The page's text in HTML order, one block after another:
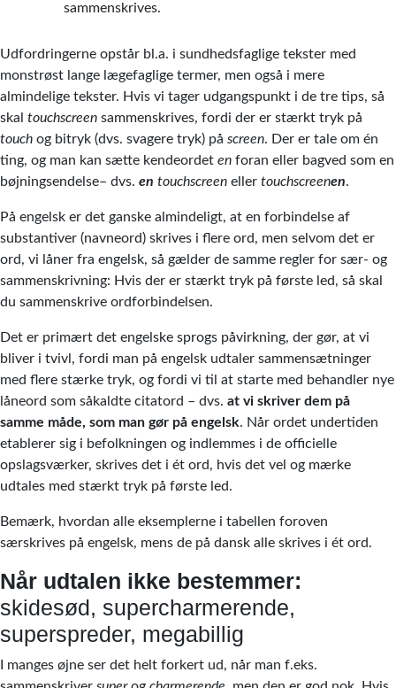
sammenskrives.
Udfordringerne opstår bl.a. i sundhedsfaglige tekster med
monstrøst lange lægefaglige termer, men også i mere
almindelige tekster. Hvis vi tager udgangspunkt i de tre tips, så
skal touchscreen sammenskrives, fordi der er stærkt tryk på
touch og bitryk (dvs. svagere tryk) på screen. Der er tale om én
ting, og man kan sætte kendeordet en foran eller bagved som en
bøjningsendelse– dvs. en touchscreen eller touchscreenen.
På engelsk er det ganske almindeligt, at en forbindelse af
substantiver (navneord) skrives i flere ord, men selvom det er
ord, vi låner fra engelsk, så gælder de samme regler for sær- og
sammenskrivning: Hvis der er stærkt tryk på første led, så skal
du sammenskrive ordforbindelsen.
Det er primært det engelske sprogs påvirkning, der gør, at vi
bliver i tvivl, fordi man på engelsk udtaler sammensætninger
med flere stærke tryk, og fordi vi til at starte med behandler nye
låneord som såkaldte citatord – dvs. at vi skriver dem på
samme måde, som man gør på engelsk. Når ordet undertiden
etablerer sig i befolkningen og indlemmes i de officielle
opslagsværker, skrives det i ét ord, hvis det vel og mærke
udtales med stærkt tryk på første led.
Bemærk, hvordan alle eksemplerne i tabellen foroven
særskrives på engelsk, mens de på dansk alle skrives i ét ord.
Når udtalen ikke bestemmer:
skidesød, supercharmerende,
superspreder, megabillig
I manges øjne ser det helt forkert ud, når man f.eks.